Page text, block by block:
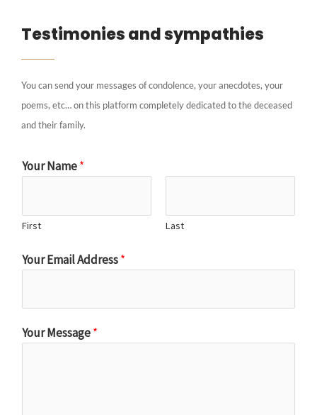
Testimonies and sympathies
You can send your messages of condolence, your anecdotes, your
poems, etc… on this platform completely dedicated to the deceased
and their family.
Your Name*
First Last
Your Email Address*
Your Message*